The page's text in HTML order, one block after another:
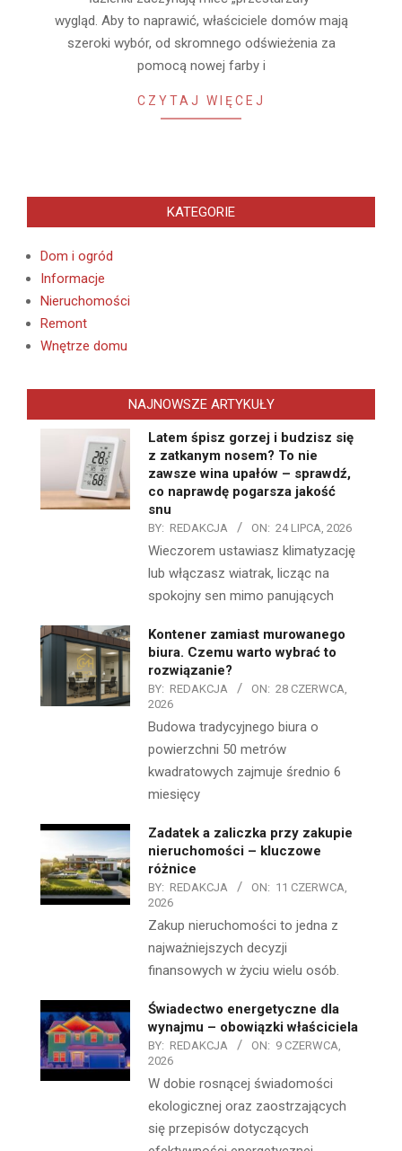
wygląd. Aby to naprawić, właściciele domów mają
szeroki wybór, od skromnego odświeżenia za
pomocą nowej farby i
CZYTAJ WIĘCEJ
KATEGORIE
Dom i ogród
Informacje
Nieruchomości
Remont
Wnętrze domu
NAJNOWSZE ARTYKUŁY
Latem śpisz gorzej i budzisz się
z zatkanym nosem? To nie
zawsze wina upałów – sprawdź,
co naprawdę pogarsza jakość
snu
BY: REDAKCJA ON: 24 LIPCA, 2026
Wieczorem ustawiasz klimatyzację
lub włączasz wiatrak, licząc na
spokojny sen mimo panujących
Kontener zamiast murowanego
biura. Czemu warto wybrać to
rozwiązanie?
BY: REDAKCJA ON: 28 CZERWCA,
2026
Budowa tradycyjnego biura o
powierzchni 50 metrów
kwadratowych zajmuje średnio 6
miesięcy
Zadatek a zaliczka przy zakupie
nieruchomości – kluczowe
różnice
BY: REDAKCJA ON: 11 CZERWCA,
2026
Zakup nieruchomości to jedna z
najważniejszych decyzji
finansowych w życiu wielu osób.
Świadectwo energetyczne dla
wynajmu – obowiązki właściciela
BY: REDAKCJA ON: 9 CZERWCA,
2026
W dobie rosnącej świadomości
ekologicznej oraz zaostrzających
się przepisów dotyczących